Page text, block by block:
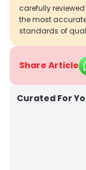
carefully
the most
standards of
Share Article
Curated For